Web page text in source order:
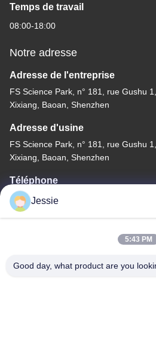
Temps de travail
08:00-18:00
Notre adresse
Adresse de l'entreprise
FS Science Park, n° 181, rue Gushu
Xixiang, Baoan, Shenzhen
Adresse d'usine
FS Science Park, n° 181, rue Gushu
Xixiang, Baoan, Shenzhen
Téléphone
86-0755-22300563
Bonne qualité de la Chine profil
Jessie
5:43 PM
Good day, what product are you